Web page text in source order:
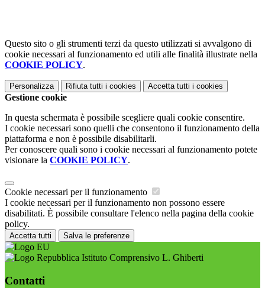
Questo sito o gli strumenti terzi da questo utilizzati si avvalgono di
cookie necessari al funzionamento ed utili alle finalità illustrate nella
COOKIE POLICY.
Personalizza Rifiuta tutti i cookies Accetta tutti i cookies
Gestione cookie
In questa schermata è possibile scegliere quali cookie consentire.
I cookie necessari sono quelli che consentono il funzionamento della
piattaforma e non è possibile disabilitarli.
Per conoscere quali sono i cookie necessari al funzionamento potete
visionare la COOKIE POLICY.
Cookie necessari per il funzionamento
I cookie necessari per il funzionamento non possono essere
disabilitati. È possibile consultare l'elenco nella pagina della cookie
policy.
Accetta tutti Salva le preferenze
Istituto Comprensivo L. Ghiberti
Contatti